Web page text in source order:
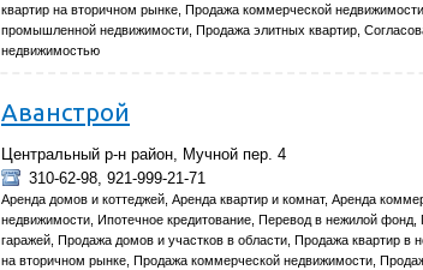
квартир на вторичном рынке, Продажа коммерческой
промышленной недвижимости, Продажа элитных квартир,
недвижимостью
Аванстрой
Центральный р-н район, Мучной пер. 4
310-62-98, 921-999-21-71
Аренда домов и коттеджей, Аренда квартир и комнат, Аренда
недвижимости, Ипотечное кредитование, Перевод в нежилой
гаражей, Продажа домов и участков в области, Продажа квартир в
на вторичном рынке, Продажа коммерческой недвижимости,